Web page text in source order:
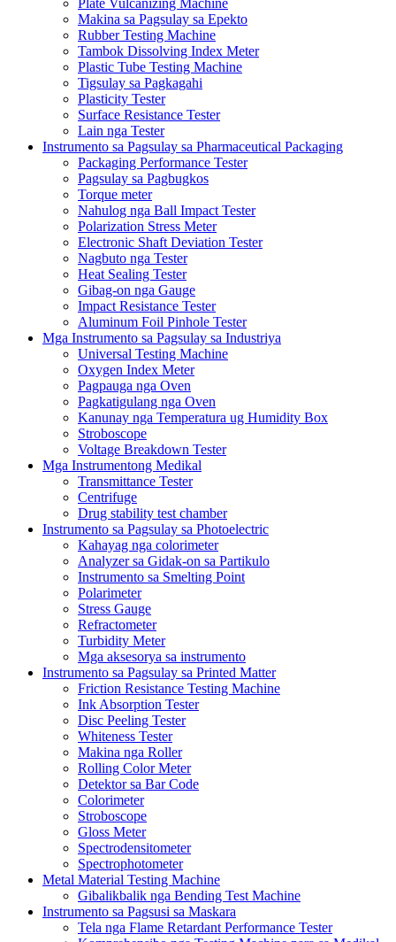
Makina sa Pagsulay sa Epekto
Rubber Testing Machine
Tambok Dissolving Index Meter
Plastic Tube Testing Machine
Tigsulay sa Pagkagahi
Plasticity Tester
Surface Resistance Tester
Lain nga Tester
Instrumento sa Pagsulay sa Pharmaceutical Packaging
Packaging Performance Tester
Pagsulay sa Pagbugkos
Torque meter
Nahulog nga Ball Impact Tester
Polarization Stress Meter
Electronic Shaft Deviation Tester
Nagbuto nga Tester
Heat Sealing Tester
Gibag-on nga Gauge
Impact Resistance Tester
Aluminum Foil Pinhole Tester
Mga Instrumento sa Pagsulay sa Industriya
Universal Testing Machine
Oxygen Index Meter
Pagpauga nga Oven
Pagkatigulang nga Oven
Kanunay nga Temperatura ug Humidity Box
Stroboscope
Voltage Breakdown Tester
Mga Instrumentong Medikal
Transmittance Tester
Centrifuge
Drug stability test chamber
Instrumento sa Pagsulay sa Photoelectric
Kahayag nga colorimeter
Analyzer sa Gidak-on sa Partikulo
Instrumento sa Smelting Point
Polarimeter
Stress Gauge
Refractometer
Turbidity Meter
Mga aksesorya sa instrumento
Instrumento sa Pagsulay sa Printed Matter
Friction Resistance Testing Machine
Ink Absorption Tester
Disc Peeling Tester
Whiteness Tester
Makina nga Roller
Rolling Color Meter
Detektor sa Bar Code
Colorimeter
Stroboscope
Gloss Meter
Spectrodensitometer
Spectrophotometer
Metal Material Testing Machine
Gibalikbalik nga Bending Test Machine
Instrumento sa Pagsusi sa Maskara
Tela nga Flame Retardant Performance Tester